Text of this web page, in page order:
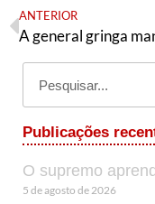
ANTERIOR
Publicações
O supremo
5 de agosto de 2026